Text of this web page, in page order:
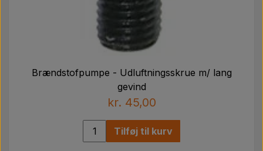
Brændstofpumpe - Udluftningsskrue m/ lang
gevind
kr. 45,00
Tilføj til kurv